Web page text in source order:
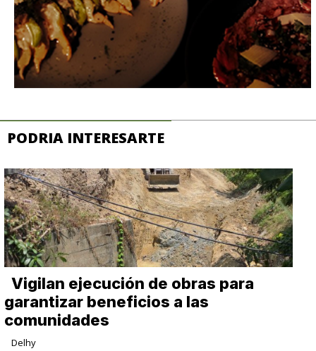
PODRIA INTERESARTE
Vigilan ejecución de obras para
garantizar beneficios a las
comunidades
Delhy